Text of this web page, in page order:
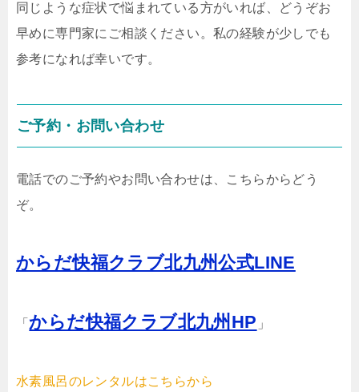
同じような症状で悩まれている方がいれば、どうぞお
早めに専門家にご相談ください。私の経験が少しでも
参考になれば幸いです。
ご予約・お問い合わせ
電話でのご予約やお問い合わせは、こちらからどう
ぞ。
からだ快福クラブ北九州公式LINE
「からだ快福クラブ北九州HP 」
水素風呂のレンタルはこちらから